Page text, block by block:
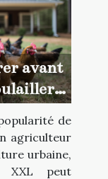
avant
de
agriculteur
urbaine,
XXL peut